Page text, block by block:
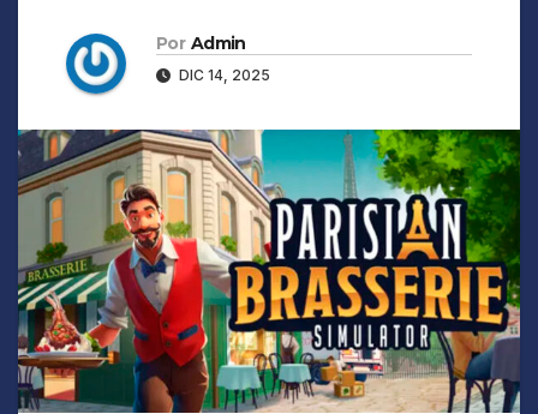
Por Admin
DIC 14, 2025